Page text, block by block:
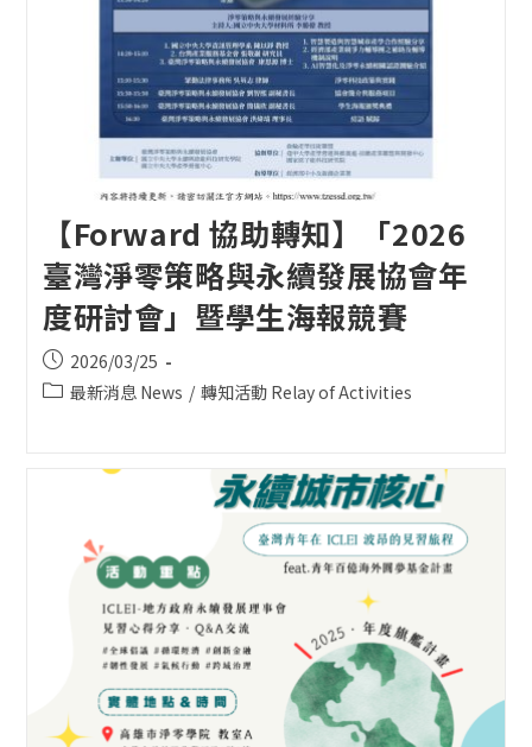
【Forward 協助轉知】「2026
臺灣淨零策略與永續發展協會年
度研討會」暨學生海報競賽
Post
published:
2026/03/25
Post最新消息 News / 轉知活動 Relay of Activities